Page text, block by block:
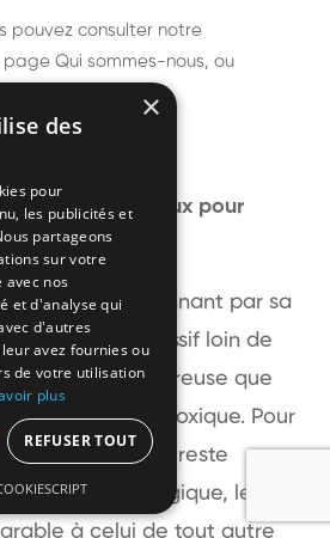
pouvez consulter notre
page Qui sommes-nous, ou
est-il dangereux pour
est impressionnant par sa
peu agressif loin de
est plus douloureuse que
sans être plus toxique. Pour
allergique, elle reste
personne allergique, le
à celui de tout autre
×
des
pour
les publicités et
partageons
sur votre
avec nos
et d'analyse qui
d'autres
avez fournies ou
de votre utilisation
plus
REFUSER TOUT